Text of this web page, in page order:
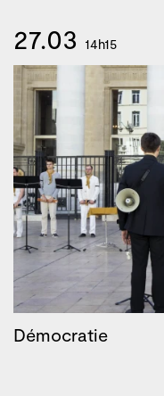
27.03 14h15
Démocratie